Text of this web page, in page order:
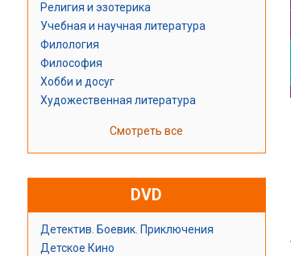
Религия и эзотерика
Учебная и научная литература
Филология
Философия
Хобби и досуг
Художественная литература
Смотреть все
DVD
Детектив. Боевик. Приключения
Детское Кино